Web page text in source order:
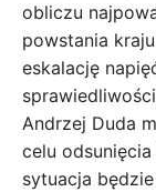
obliczu
powstania
eskalację
Andrzej Duda
celu
sytuacja